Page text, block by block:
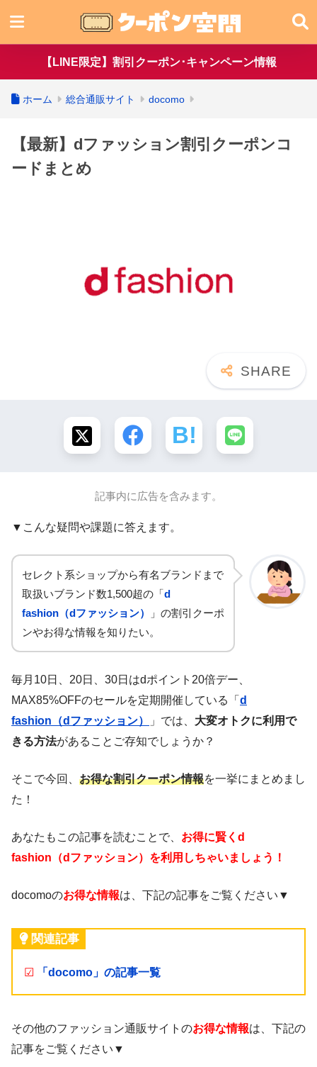
【LINE限定】割引クーポン･キャンペーン情報
ホーム 総合通販サイト docomo
【最新】dファッション割引クーポンコ
ードまとめ
記事内に広告を含みます。
▼こんな疑問や課題に答えます。
セレクト系ショップから有名ブランドまで
取扱いブランド数1,500超の「d
fashion（dファッション）
」の割引クーポ
ンやお得な情報を知りたい。
毎月10日、20日、30日はdポイント20倍デー、
MAX85%OFFのセールを定期開催している「 d
fashion（dファッション）
」では、 大変オトクに利用で
きる方法があることご存知でしょうか？
そこで今回、 お得な割引クーポン情報を一挙にまとめまし
た！
あなたもこの記事を読むことで、 お得に賢くd
fashion（dファッション）を利用しちゃいましょう！
docomoのお得な情報は、下記の記事をご覧ください▼
関連記事
☑ 「docomo」の記事一覧
その他のファッション通販サイトのお得な情報は、下記の
記事をご覧ください▼